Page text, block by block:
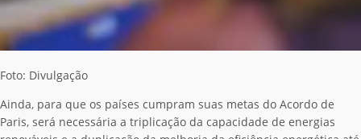
Foto: Divulgação
Ainda, para que os países cumpram suas metas do Acordo de
Paris, será necessária a triplicação da capacidade de energias